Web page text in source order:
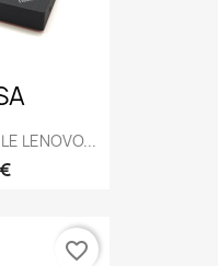
LENOVO...
favorite_border